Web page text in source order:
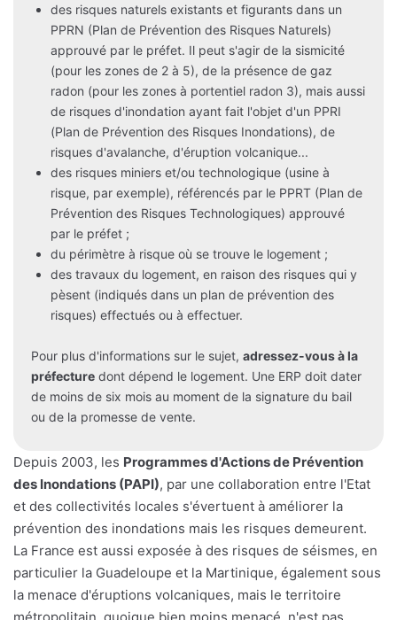
des risques naturels existants et figurants dans un
PPRN (Plan de Prévention des Risques Naturels)
approuvé par le préfet. Il peut s'agir de la sismicité
(pour les zones de 2 à 5), de la présence de gaz
radon (pour les zones à portentiel radon 3), mais aussi
de risques d'inondation ayant fait l'objet d'un PPRI
(Plan de Prévention des Risques Inondations), de
risques d'avalanche, d'éruption volcanique...
des risques miniers et/ou technologique (usine à
risque, par exemple), référencés par le PPRT (Plan de
Prévention des Risques Technologiques) approuvé
par le préfet ;
du périmètre à risque où se trouve le logement ;
des travaux du logement, en raison des risques qui y
pèsent (indiqués dans un plan de prévention des
risques) effectués ou à effectuer.
Pour plus d'informations sur le sujet, adressez-vous à la
préfecture dont dépend le logement. Une ERP doit dater
de moins de six mois au moment de la signature du bail
ou de la promesse de vente.
Depuis 2003, les Programmes d'Actions de Prévention
des Inondations (PAPI), par une collaboration entre l'Etat
et des collectivités locales s'évertuent à améliorer la
prévention des inondations mais les risques demeurent.
La France est aussi exposée à des risques de séismes, en
particulier la Guadeloupe et la Martinique, également sous
la menace d'éruptions volcaniques, mais le territoire